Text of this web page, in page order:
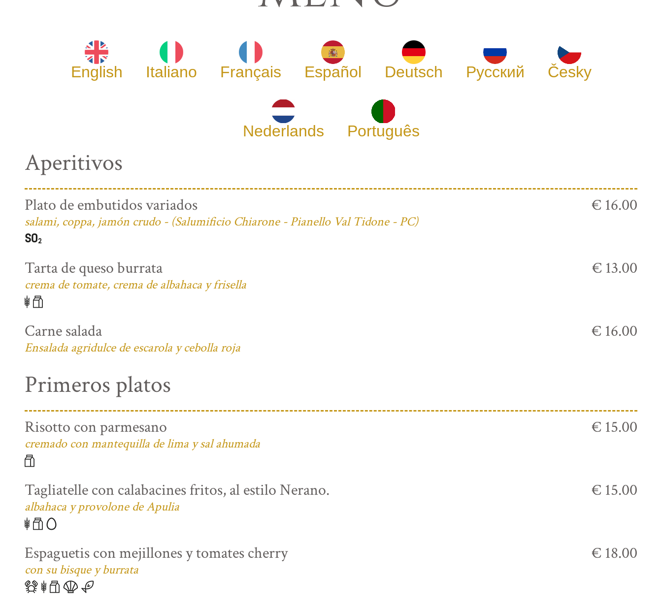
English Italiano Français Español Deutsch Русский Česky
Nederlands Português
Aperitivos
Plato de embutidos variados
salami, coppa, jamón crudo - (Salumificio Chiarone - Pianello Val Tidone - PC)
€ 16.00
Tarta de queso burrata
crema de tomate, crema de albahaca y frisella
€ 13.00
Carne salada
Ensalada agridulce de escarola y cebolla roja
€ 16.00
Primeros platos
Risotto con parmesano
cremado con mantequilla de lima y sal ahumada
€ 15.00
Tagliatelle con calabacines fritos, al estilo Nerano.
albahaca y provolone de Apulia
€ 15.00
Espaguetis con mejillones y tomates cherry
con su bisque y burrata
€ 18.00